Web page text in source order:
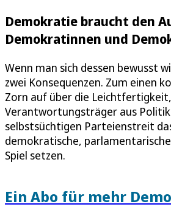
Demokratie braucht den
Demokratinnen und
Wenn man sich dessen bewusst
zwei Konsequenzen. Zum einen
Zorn auf über die
Verantwortungsträger aus
selbstsüchtigen Parteienstreit
demokratische,
Spiel setzen.
Ein Abo für mehr